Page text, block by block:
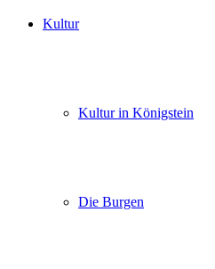
Kultur
Kultur in Königstein
Die Burgen